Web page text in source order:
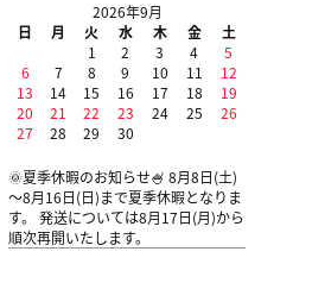
2026年9月
日
月 火 水 木 金
土
1
2 3 4
5
6
7 8 9 10 11
12
13
14 15 16 17 18
19
20
21 22 23 24 25
26
27
28 29 30
🌞夏季休暇のお知らせ🍧 8月8日(土)
～8月16日(日)まで夏季休暇となりま
す。 発送については8月17日(月)から
順次再開いたします。